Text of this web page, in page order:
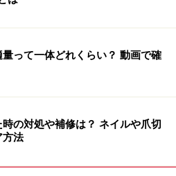
ョリカ マジョルカ ジェルリキッドラ
／
ート マツイクガールズラッシュ（おて
抜き・編集部調べ）／資生堂 e RMK
プス EX-06 3,000円（税抜き）／RMK
って一体どれくらい？ 動画で確
時の対処や補修は？ ネイルや爪切
方法